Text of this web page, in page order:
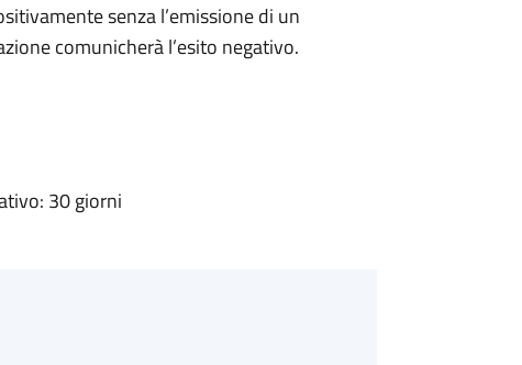
senza l’emissione di un
comunicherà l’esito negativo.
30 giorni